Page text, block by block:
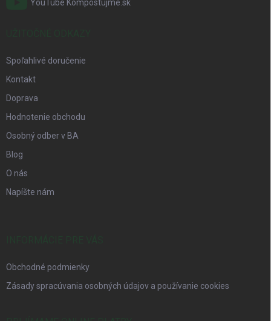
YouTube Kompostujme.sk
Spoľahlivé doručenie
Kontakt
Doprava
Hodnotenie obchodu
Osobný odber v BA
Blog
O nás
Napíšte nám
Obchodné podmienky
Zásady spracúvania osobných údajov a používanie cookies